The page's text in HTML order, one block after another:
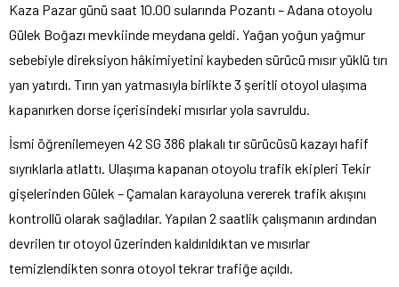
Kaza Pazar günü saat 10.00 sularında Pozantı – Adana otoyolu
Gülek Boğazı mevkiinde meydana geldi. Yağan yoğun yağmur
sebebiyle direksiyon hâkimiyetini kaybeden sürücü mısır yüklü tırı
yan yatırdı. Tırın yan yatmasıyla birlikte 3 şeritli otoyol ulaşıma
kapanırken dorse içerisindeki mısırlar yola savruldu.
İsmi öğrenilemeyen 42 SG 386 plakalı tır sürücüsü kazayı hafif
sıyrıklarla atlattı. Ulaşıma kapanan otoyolu trafik ekipleri Tekir
gişelerinden Gülek – Çamalan karayoluna vererek trafik akışını
kontrollü olarak sağladılar. Yapılan 2 saatlik çalışmanın ardından
devrilen tır otoyol üzerinden kaldırıldıktan ve mısırlar
temizlendikten sonra otoyol tekrar trafiğe açıldı.